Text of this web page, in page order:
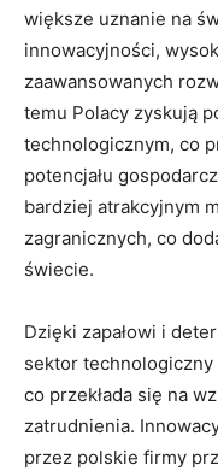
większe uznanie na
innowacyjności,
zaawansowanych
temu Polacy zyskują
technologicznym, co‍
potencjału
bardziej atrakcyjnym
zagranicznych, co
świecie.
Dzięki zapałowi i
sektor
co przekłada ‍się na​
zatrudnienia.
przez polskie firmy